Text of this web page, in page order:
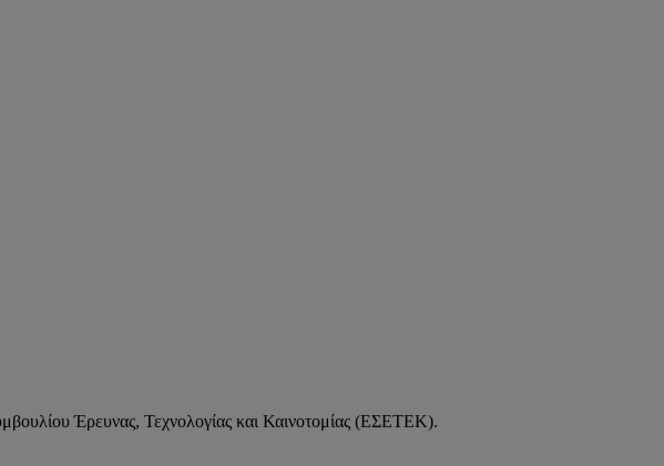
Έρευνας, Τεχνολογίας και Καινοτομίας (ΕΣΕΤΕΚ).